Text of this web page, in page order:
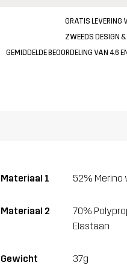
GRATIS LEVERING
ZWEEDS DESIGN
GEMIDDELDE BEOORDELING VAN 4.6
Materiaal 1 52% Merino
Materiaal 2
70%
Elastaan
Gewicht 37g